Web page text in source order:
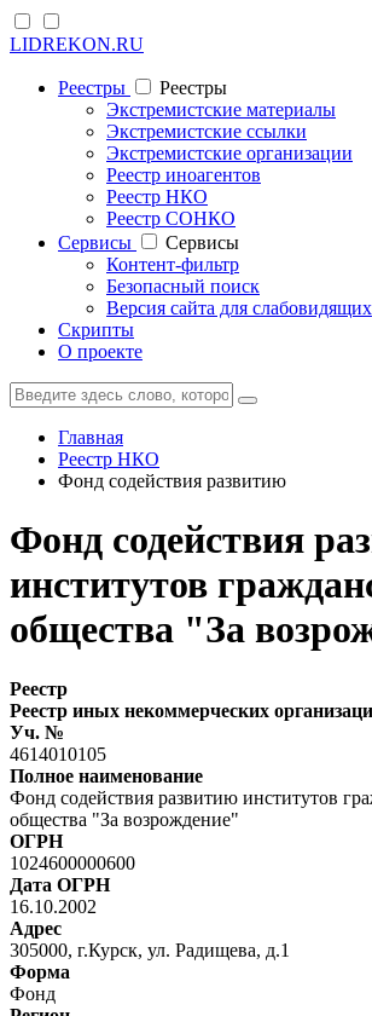
LIDREKON.RU
Реестры
Реестры
Экстремистские материалы
Экстремистские ссылки
Экстремистские организации
Реестр иноагентов
Реестр НКО
Реестр СОНКО
Cервисы
Cервисы
Контент-фильтр
Безопасный поиск
Версия сайта для слабовидящих
Скрипты
О проекте
Главная
Реестр НКО
Фонд содействия развитию
Фонд содействия
институтов
общества "За
Реестр
Реестр иных некоммерческих
Уч. №
4614010105
Полное наименование
Фонд содействия развитию институтов
общества "За возрождение"
ОГРН
1024600000600
Дата ОГРН
16.10.2002
Адрес
305000, г.Курск, ул. Радищева, д.1
Форма
Фонд